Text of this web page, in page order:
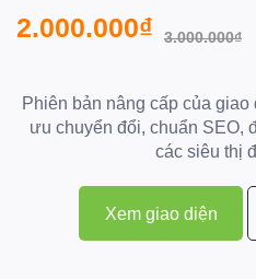
2.000.000₫ 3.000.000₫
Phiên bản nâng cấp của giao
ưu chuyển đổi, chuẩn SEO,
các siêu thị
Xem giao diện